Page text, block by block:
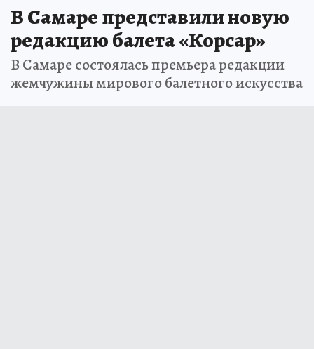
В Самаре представили новую
редакцию балета «Корсар»
В Самаре состоялась премьера редакции
жемчужины мирового балетного искусства